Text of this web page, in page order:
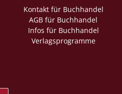
Kontakt für Buchhandel
AGB für Buchhandel
Infos für Buchhandel
Verlagsprogramme